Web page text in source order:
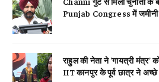
Punjab Congress में
राहुल की नेता ने ‘गायत्री मंत्र’
IIT कानपुर के पूर्व छात्र ने